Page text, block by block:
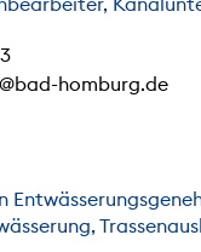
homburg.de